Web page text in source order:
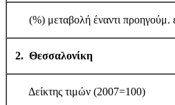
(%) μεταβολή έναντι προηγούμ.
2. Θεσσαλονίκη
Δείκτης τιμών (2007=100)